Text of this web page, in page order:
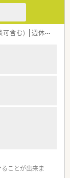
可含む) 週休2.5日以上
ことが出来ま